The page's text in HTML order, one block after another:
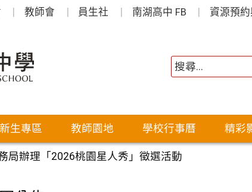
教師會 員生社 南湖高中 FB 資源預
新生專區 教師園地 學校行事曆 精彩
局辦理「2026桃園星人秀」徵選活動